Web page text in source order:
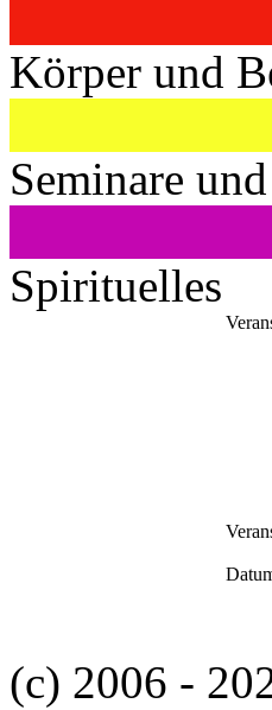
Körper und
Seminare
Spirituelles
(c) 2006 -